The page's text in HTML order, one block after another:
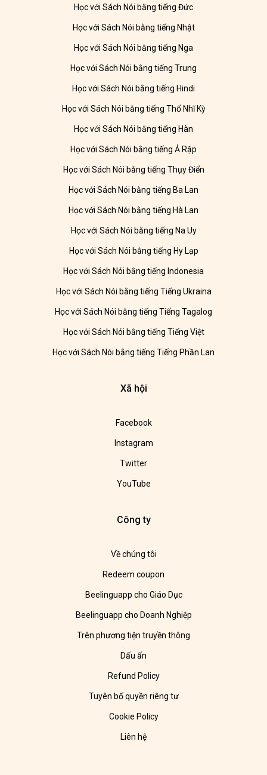
Học với Sách Nói bằng tiếng Đức
Học với Sách Nói bằng tiếng Nhật
Học với Sách Nói bằng tiếng Nga
Học với Sách Nói bằng tiếng Trung
Học với Sách Nói bằng tiếng Hindi
Học với Sách Nói bằng tiếng Thổ Nhĩ Kỳ
Học với Sách Nói bằng tiếng Hàn
Học với Sách Nói bằng tiếng Ả Rập
Học với Sách Nói bằng tiếng Thụy Điển
Học với Sách Nói bằng tiếng Ba Lan
Học với Sách Nói bằng tiếng Hà Lan
Học với Sách Nói bằng tiếng Na Uy
Học với Sách Nói bằng tiếng Hy Lạp
Học với Sách Nói bằng tiếng Indonesia
Học với Sách Nói bằng tiếng Tiếng Ukraina
Học với Sách Nói bằng tiếng Tiếng Tagalog
Học với Sách Nói bằng tiếng Tiếng Việt
Học với Sách Nói bằng tiếng Tiếng Phần Lan
Xã hội
Facebook
Instagram
Twitter
YouTube
Công ty
Về chúng tôi
Redeem coupon
Beelinguapp cho Giáo Dục
Beelinguapp cho Doanh Nghiệp
Trên phương tiện truyền thông
Dấu ấn
Refund Policy
Tuyên bố quyền riêng tư
Cookie Policy
Liên hệ